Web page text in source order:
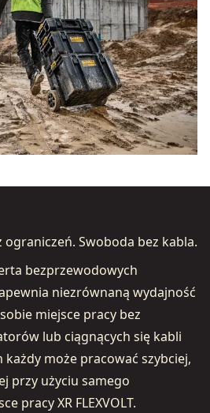
ograniczeń. Swoboda bez kabla.
bezprzewodowych
niezrównaną wydajność
miejsce pracy bez
lub ciągnących się kabli
może pracować szybciej,
przy użyciu samego
pracy XR FLEXVOLT.